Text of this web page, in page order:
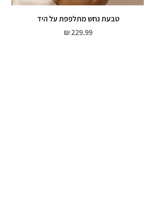
טבעת נחש מתלפפת על היד
מחיר‏229.99 ‏₪